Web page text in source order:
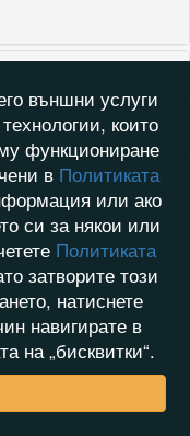
външни услуги
които
функциониране
в Политиката
или ако
си за някои или
Политиката
затворите този
натиснете
навигирате в
на „бисквитки“.